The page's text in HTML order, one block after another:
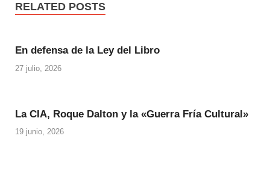
RELATED POSTS
En defensa de la Ley del Libro
27 julio, 2026
La CIA, Roque Dalton y la «Guerra Fría Cultural»
19 junio, 2026